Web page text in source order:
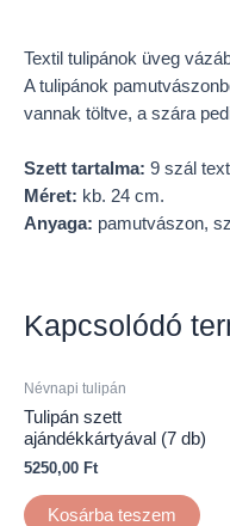
Textil tulipánok üveg
A tulipánok
vannak töltve, a szára
Szett tartalma: 9 szál
Méret: kb. 24 cm.
Anyaga: pamutvászon,
Kapcsolódó
Névnapi tulipán
Tulipán szett
ajándékkártyával (7 db)
5250,00 Ft
Kosárba teszem